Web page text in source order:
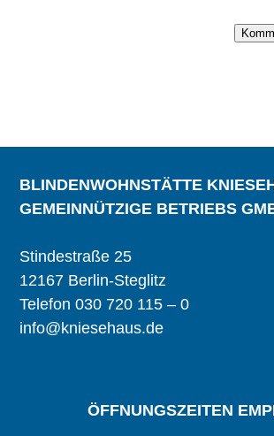
BLINDENWOHNSTÄTTE
GEMEINNÜTZIGE BETRIEBS
Stindestraße 25
12167 Berlin-Steglitz
Telefon 030 720 115 – 0
info@kniesehaus.de
ÖFFNUNGSZEITEN